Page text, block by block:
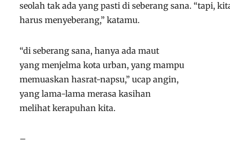
seolah tak ada yang pasti di seberang sana. “tapi,
harus menyeberang,” katamu.
“di seberang sana, hanya ada maut
yang menjelma kota urban, yang mampu
memuaskan hasrat-napsu,” ucap angin,
yang lama-lama merasa kasihan
melihat kerapuhan kita.
–